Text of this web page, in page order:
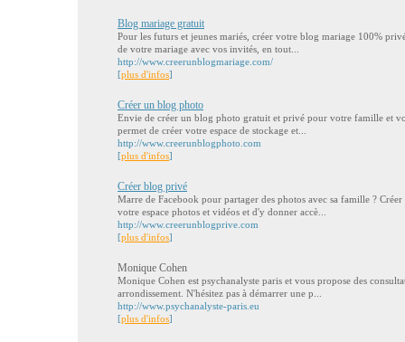
Blog mariage gratuit
Pour les futurs et jeunes mariés, créer votre blog mariage 100%
de votre mariage avec vos invités, en tout...
http://www.creerunblogmariage.com/
[plus d'infos]
Créer un blog photo
Envie de créer un blog photo gratuit et privé pour votre famille et
permet de créer votre espace de stockage et...
http://www.creerunblogphoto.com
[plus d'infos]
Créer blog privé
Marre de Facebook pour partager des photos avec sa famille ?
votre espace photos et vidéos et d'y donner accè...
http://www.creerunblogprive.com
[plus d'infos]
Monique Cohen
Monique Cohen est psychanalyste paris et vous propose des
arrondissement. N'hésitez pas à démarrer une p...
http://www.psychanalyste-paris.eu
[plus d'infos]